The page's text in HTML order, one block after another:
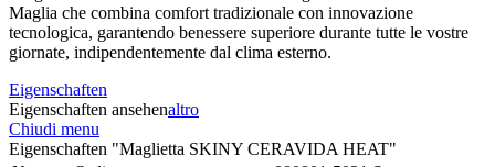
Maglia che combina comfort tradizionale con innovazione
tecnologica, garantendo benessere superiore durante tutte le vostre
giornate, indipendentemente dal clima esterno.
Eigenschaften
Eigenschaften ansehenaltro
Chiudi menu
Eigenschaften "Maglietta SKINY CERAVIDA HEAT"